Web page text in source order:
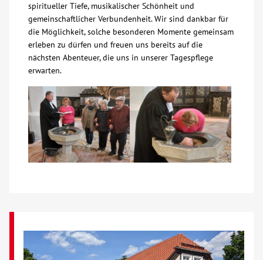
spiritueller Tiefe, musikalischer Schönheit und
gemeinschaftlicher Verbundenheit. Wir sind dankbar für
die Möglichkeit, solche besonderen Momente gemeinsam
erleben zu dürfen und freuen uns bereits auf die
nächsten Abenteuer, die uns in unserer Tagespflege
erwarten.